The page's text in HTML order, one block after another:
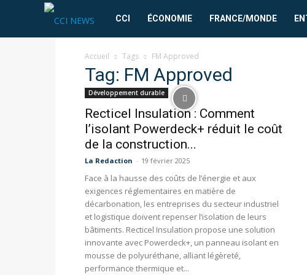
CCI
News
CCI ÉCONOMIE FRANCE/MONDE
Accueil Tags FM Approved
Tag: FM Approved
Développement durable
Recticel Insulation : Comment
l’isolant Powerdeck+ réduit le coût
de la construction...
La Redaction - 19 février 2025
Face à la hausse des coûts de l’énergie et aux
exigences réglementaires en matière de
décarbonation, les entreprises du secteur industriel
et logistique doivent repenser l’isolation de leurs
bâtiments. Recticel Insulation propose une solution
innovante avec Powerdeck+, un panneau isolant en
mousse de polyuréthane, alliant légèreté,
performance thermique et...